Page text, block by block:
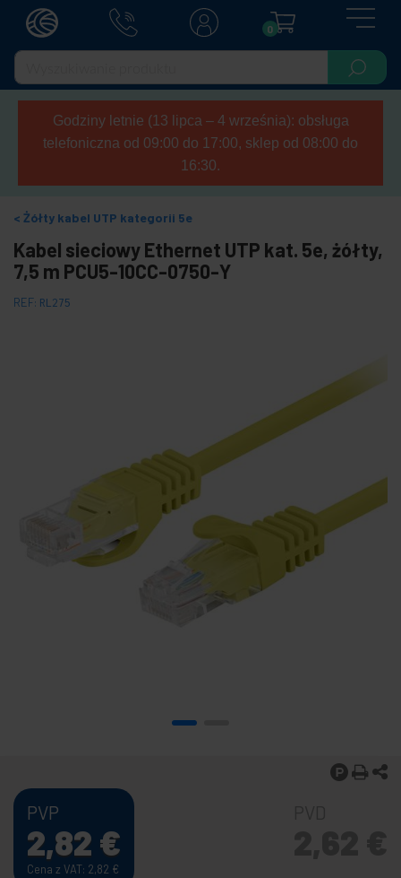
0
Godziny letnie (13 lipca – 4 września): obsługa
telefoniczna od 09:00 do 17:00, sklep od 08:00 do
16:30.
Żółty kabel UTP kategorii 5e
Kabel sieciowy Ethernet UTP kat. 5e, żółty,
7,5 m PCU5-10CC-0750-Y
REF: RL275
PVP
2,82 €
Cena z VAT: 2,82 €